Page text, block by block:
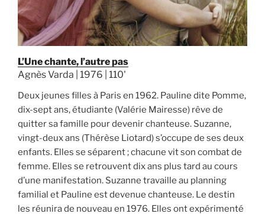
L’Une chante, l’autre pas
Agnès Varda | 1976 | 110'
Deux jeunes filles à Paris en 1962. Pauline dite Pomme,
dix-sept ans, étudiante (Valérie Mairesse) rêve de
quitter sa famille pour devenir chanteuse. Suzanne,
vingt-deux ans (Thérèse Liotard) s’occupe de ses deux
enfants. Elles se séparent ; chacune vit son combat de
femme. Elles se retrouvent dix ans plus tard au cours
d’une manifestation. Suzanne travaille au planning
familial et Pauline est devenue chanteuse. Le destin
les réunira de nouveau en 1976. Elles ont expérimenté